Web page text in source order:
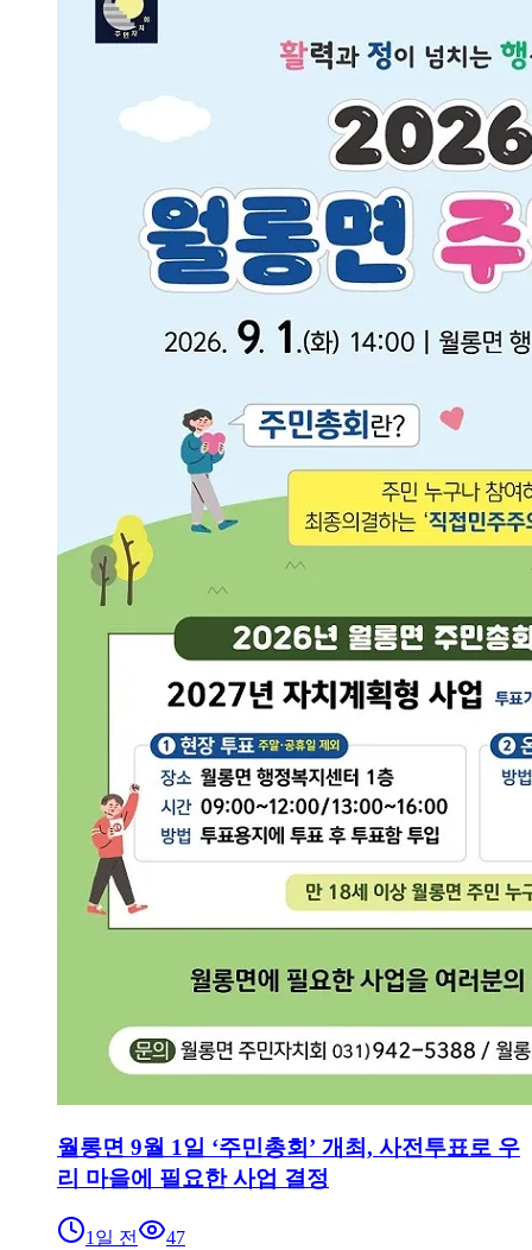
월롱면 9월 1일 ‘주민총회’ 개최, 사전투표로 우
리 마을에 필요한 사업 결정
1일 전
47